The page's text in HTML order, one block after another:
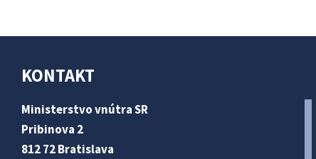
KONTAKT
Ministerstvo vnútra SR
Pribinova 2
812 72 Bratislava